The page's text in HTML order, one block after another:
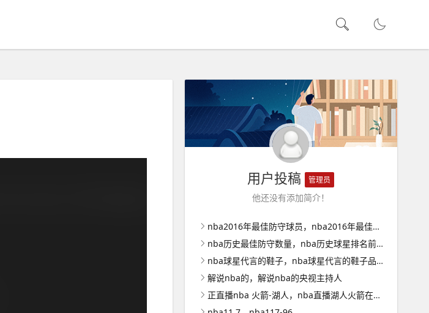
用户投稿 管理员
他还没有添加简介！
nba2016年最佳防守球员，nba2016年最佳防守阵容
nba历史最佳防守数量，nba历史球星排名前十
nba球星代言的鞋子，nba球星代言的鞋子品牌
解说nba的，解说nba的央视主持人
正直播nba 火箭-湖人，nba直播湖人火箭在线观看